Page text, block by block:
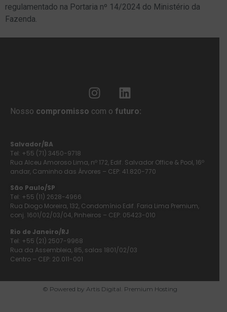
regulamentado na Portaria nº 14/2024 do Ministério da
Fazenda.
Nosso compromisso com o futuro:
Salvador/BA
Tel: +55 (71) 3450-9718
Rua Alceu Amoroso Lima, nº 172, Edif. Salvador Office & Pool, 16º
andar, Caminho das Árvores – CEP: 41.820-770
São Paulo/SP
Tel: +55 (11) 2628-4966
Rua Diogo Moreira, 132, Condomínio Edif. Faria Lima Premium,
conj. 1601/02/03/04, Pinheiros – CEP: 05423-010
Rio de Janeiro/RJ
Tel: +55 (21) 2507-9968
Rua da Assembleia, 85, salas 1801/02/03
Centro – CEP: 20.011-001
© Powered by Artis Digital. Premium Hosting